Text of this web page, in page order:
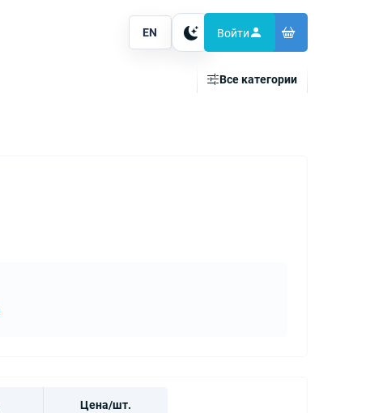
EN Тема Войти
Все категории
Цена/шт.